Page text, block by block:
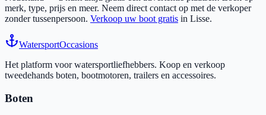
merk, type, prijs en meer. Neem direct contact op met de verkoper
zonder tussenpersoon. Verkoop uw boot gratis in Lisse.
WatersportOccasions
Het platform voor watersportliefhebbers. Koop en verkoop
tweedehands boten, bootmotoren, trailers en accessoires.
Boten